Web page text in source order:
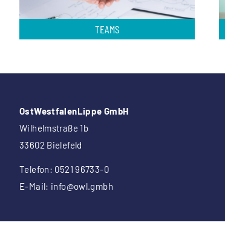
TEAMS
OstWestfalenLippe GmbH
Wilhelmstraße 1b
33602 Bielefeld
Telefon: 0521 96733-0
E-Mail: info@owl.gmbh